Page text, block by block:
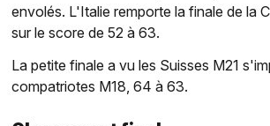
envolés. L'Italie remporte la finale de la
sur le score de 52 à 63.
La petite finale a vu les Suisses M21
compatriotes M18, 64 à 63.